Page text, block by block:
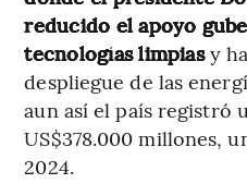
reducido el apoyo
tecnologías limpiasy
despliegue de las
aun así el país registró
US$378.000 millones,
2024.